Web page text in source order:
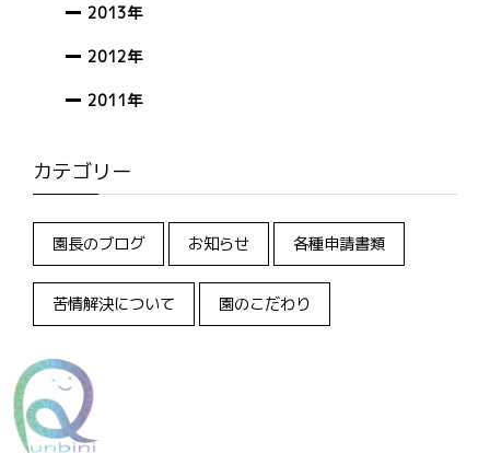
2013年
2012年
2011年
カテゴリー
園長のブログ お知らせ 各種申請書類
苦情解決について 園のこだわり